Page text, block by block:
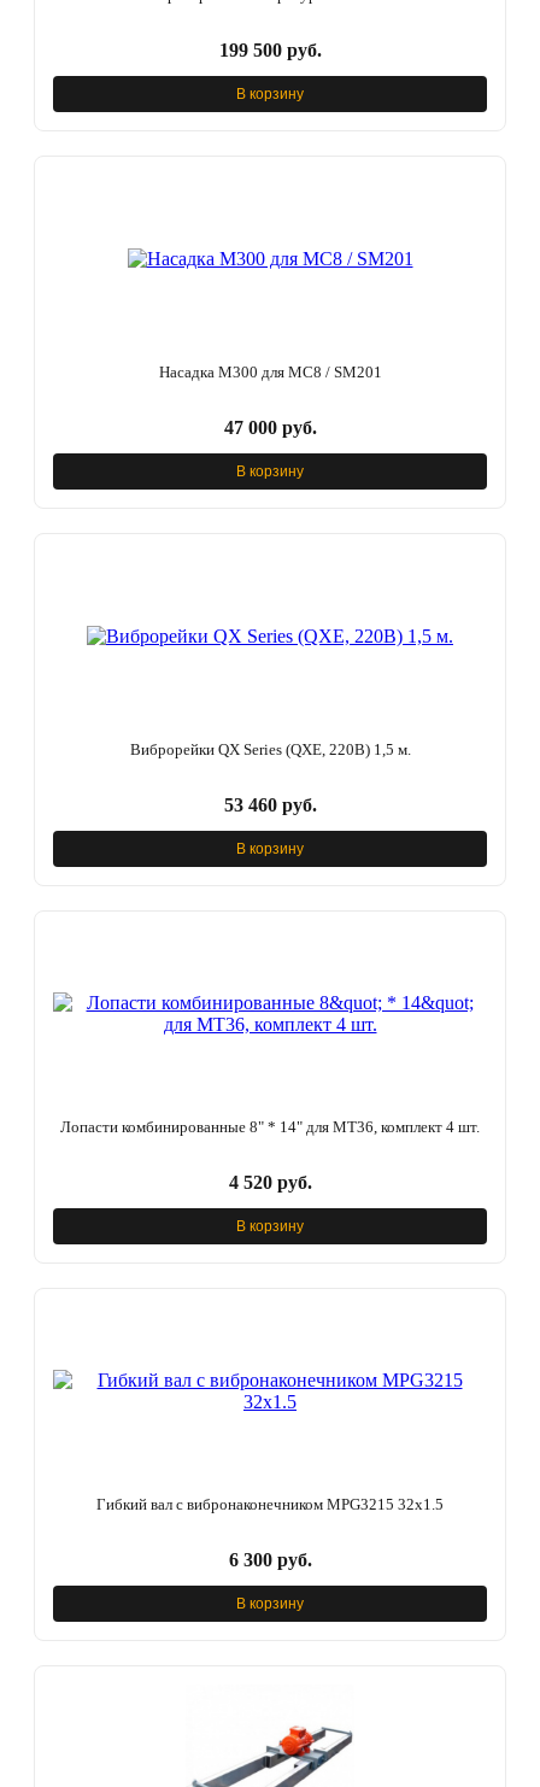
199 500 руб.
В корзину
Насадка М300 для МС8 / SM201
47 000 руб.
В корзину
Виброрейки QX Series (QXE, 220В) 1,5 м.
53 460 руб.
В корзину
Лопасти комбинированные 8" * 14" для МТ36, комплект 4 шт.
4 520 руб.
В корзину
Гибкий вал с вибронаконечником MPG3215 32x1.5
6 300 руб.
В корзину